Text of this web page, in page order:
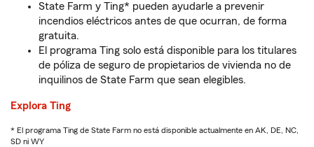
State Farm y Ting* pueden ayudarle a prevenir
incendios eléctricos antes de que ocurran, de forma
gratuita.
El programa Ting solo está disponible para los titulares
de póliza de seguro de propietarios de vivienda no de
inquilinos de State Farm que sean elegibles.
Explora Ting
* El programa Ting de State Farm no está disponible actualmente en AK, DE, NC,
SD ni WY